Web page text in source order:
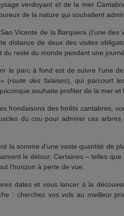
verdoyant et de la mer
de la nature qui souhaitent
Vicente de la Barquera (l’une
distance de deux des visites
reste du monde pendant une
le parc à fond est de suivre l’une
(route des falaises), qui parcourt
souhaite profiter de la mer
frondaisons des forêts cantabres,
du cou pour admirer ces
la somme d’une vaste quantité de
le détour. Certaines – telles
l’horizon à perte de vue.
dates et vous lancer à la
: cherchez vos vols au meilleur